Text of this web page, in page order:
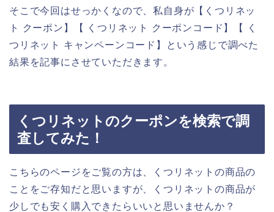
そこで今回はせっかくなので、私自身が【くつリネッ
ト クーポン】【 くつリネット クーポンコード】【 く
つリネット キャンペーンコード】という感じで調べた
結果を記事にさせていただきます。
くつリネットのクーポンを検索で調
査してみた！
こちらのページをご覧の方は、くつリネットの商品の
ことをご存知だと思いますが、くつリネットの商品が
少しでも安く購入できたらいいと思いませんか？